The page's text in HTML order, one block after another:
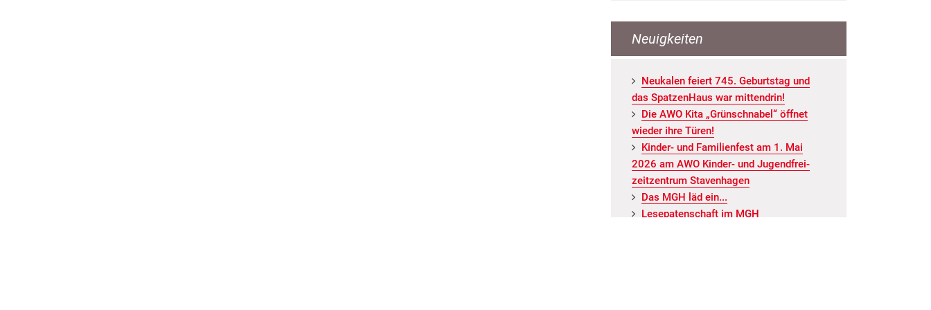
Neuigkeiten
Neu­ka­len fei­ert 745. Ge­burts­tag und
das Spat­zen­Haus war mit­ten­drin!
Die AWO Kita „Grün­schna­bel“ öff­net
wie­der ihre Türen!
Kin­der- und Fa­mi­li­en­fest am 1. Mai
2026 am AWO Kin­der- und Ju­gend­frei­
zeit­zen­trum Staven­ha­gen
Das MGH läd ein...
Le­se­pa­ten­schaft im MGH